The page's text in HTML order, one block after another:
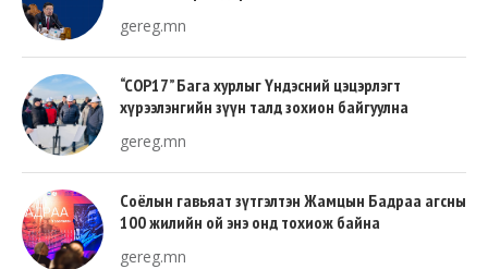
gereg.mn
“COP17” Бага хурлыг Үндэсний цэцэрлэгт
хүрээлэнгийн зүүн талд зохион байгуулна
gereg.mn
Соёлын гавьяат зүтгэлтэн Жамцын Бадраа агсны
100 жилийн ой энэ онд тохиож байна
gereg.mn